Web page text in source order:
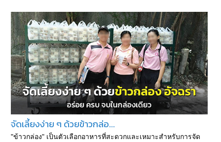
จัดเลี้ยงง่าย ๆ ด้วยข้าวกล่อ...
"ข้าวกล่อง" เป็นตัวเลือกอาหารที่สะดวกและเหมาะสำหรับการจัด